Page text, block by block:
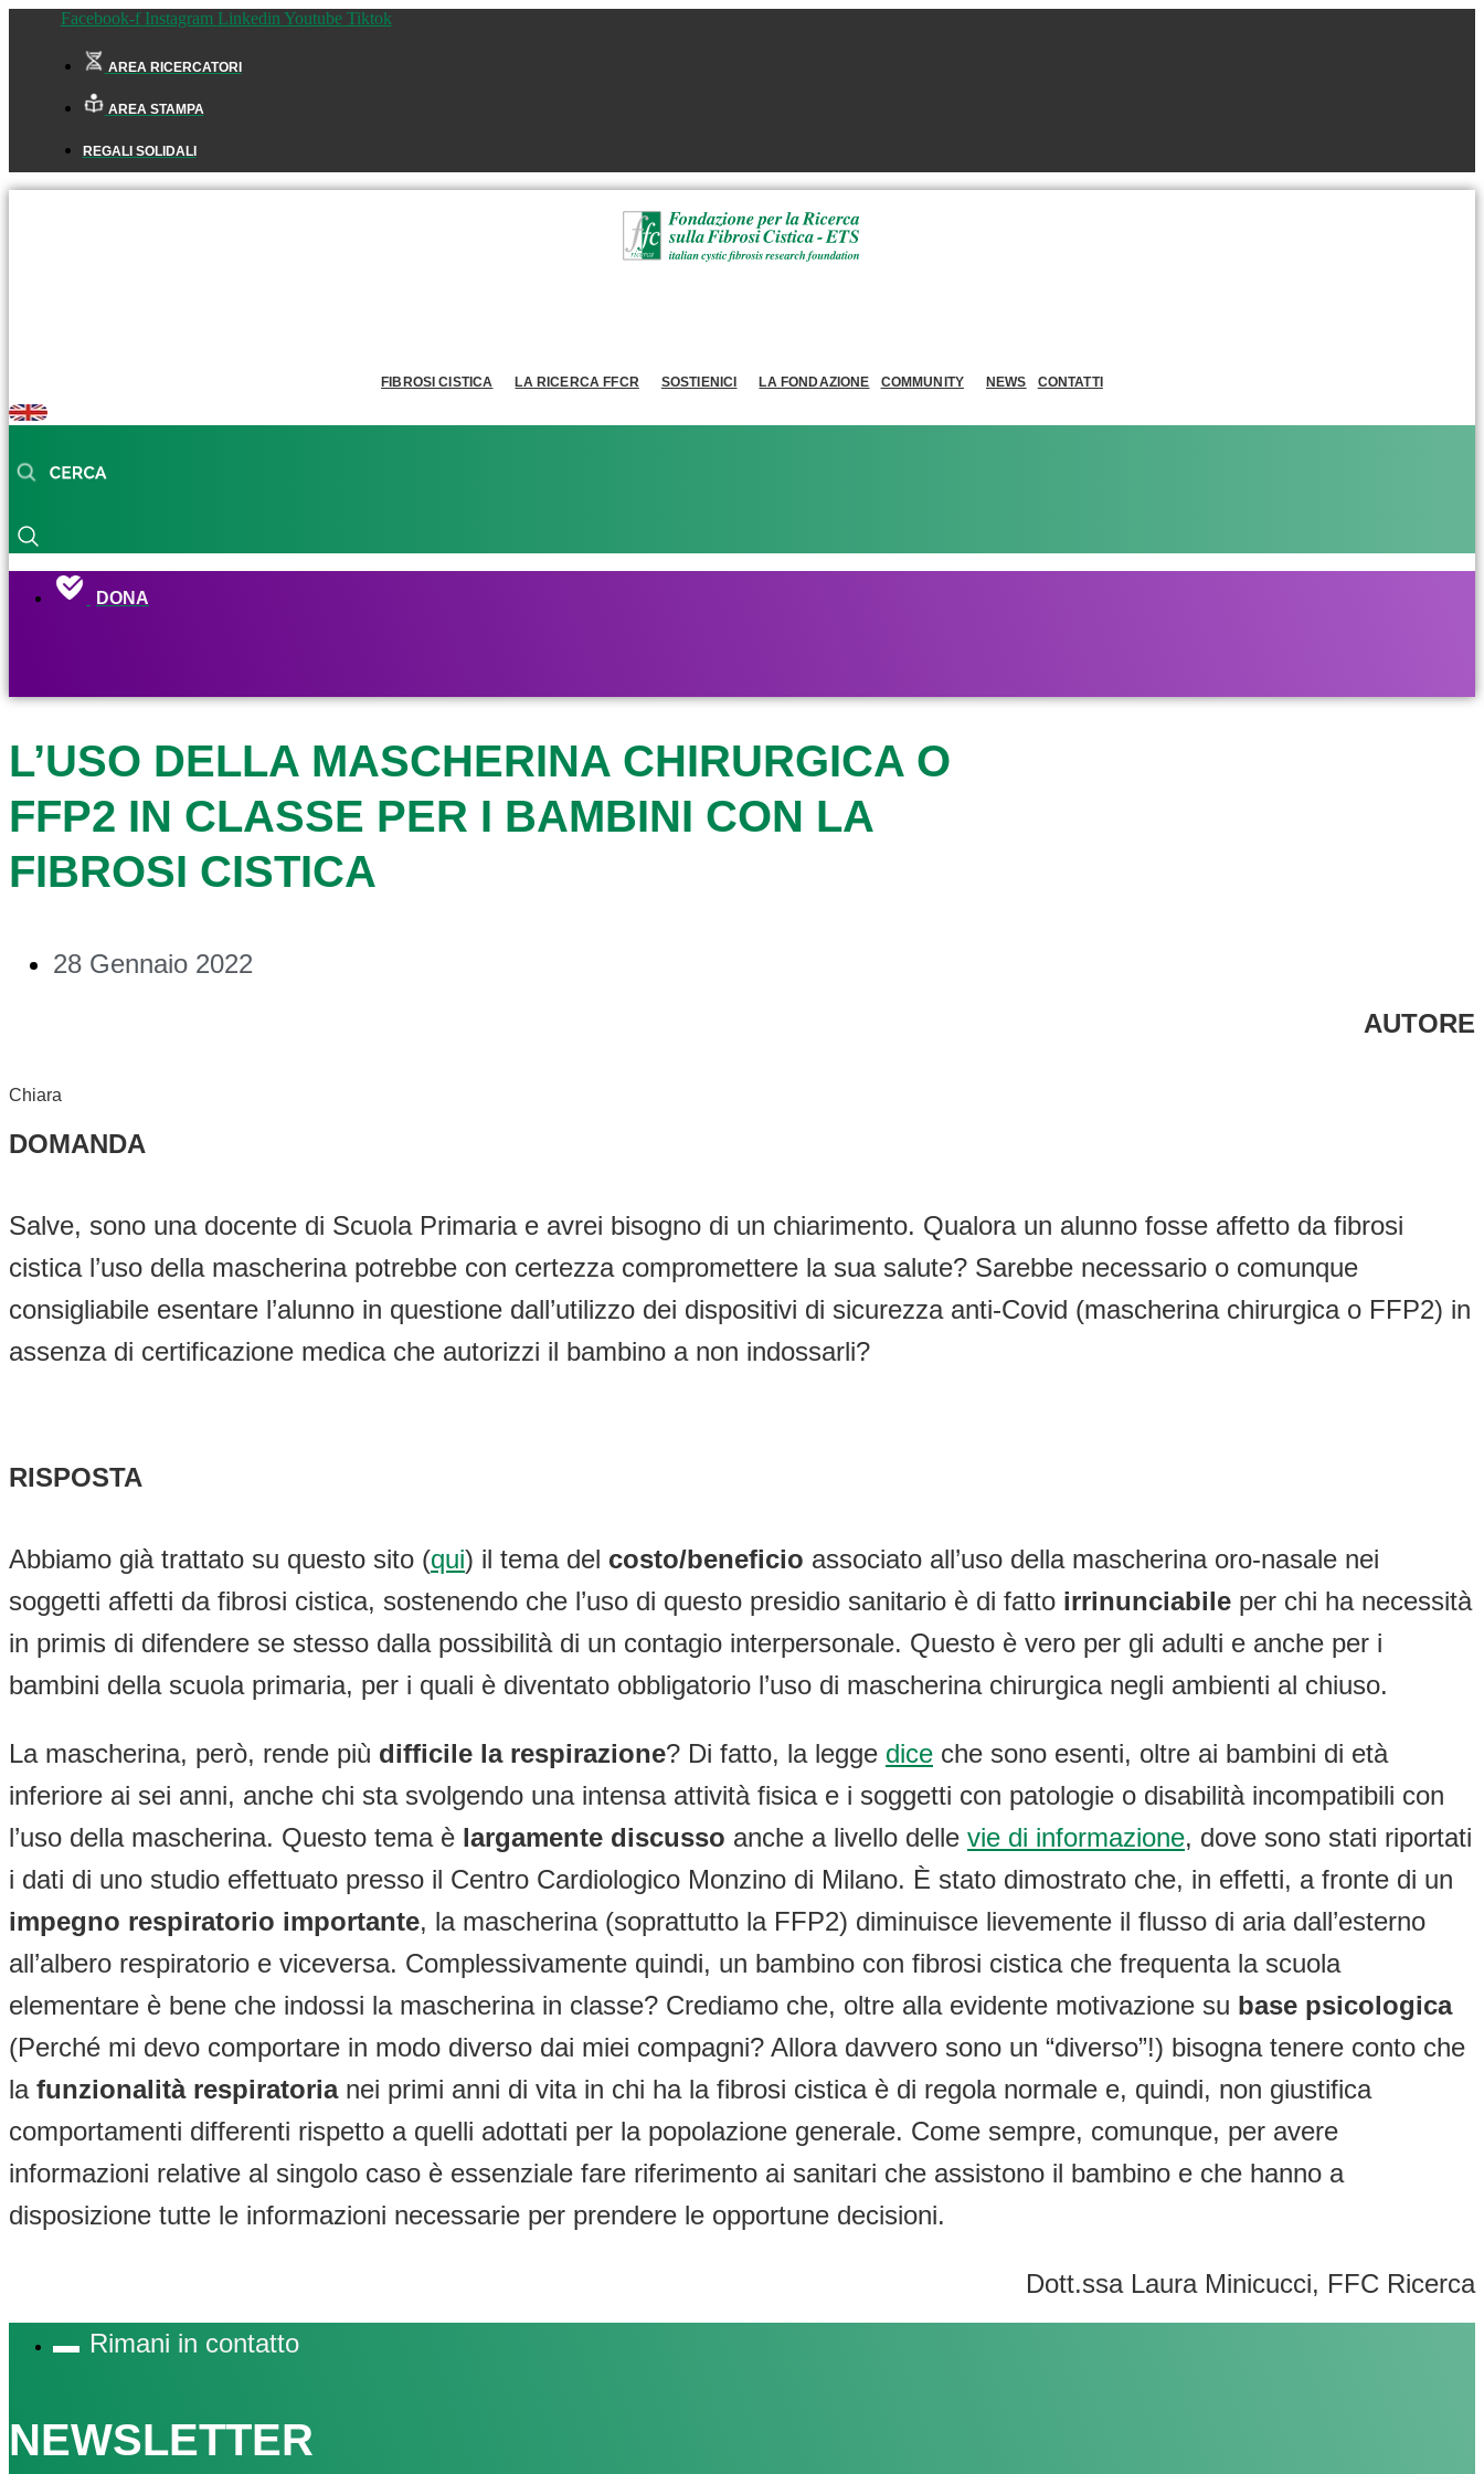
Facebook-f Instagram Linkedin Youtube Tiktok
AREA RICERCATORI
AREA STAMPA
REGALI SOLIDALI
FIBROSI CISTICA LA RICERCA FFCR SOSTIENICI LA FONDAZIONE COMMUNITY NEWS CONTATTI
DONA
L’USO DELLA MASCHERINA CHIRURGICA O
FFP2 IN CLASSE PER I BAMBINI CON LA
FIBROSI CISTICA
28 Gennaio 2022
AUTORE
Chiara
DOMANDA
Salve, sono una docente di Scuola Primaria e avrei bisogno di un chiarimento. Qualora un alunno fosse affetto da fibrosi
cistica l’uso della mascherina potrebbe con certezza compromettere la sua salute? Sarebbe necessario o comunque
consigliabile esentare l’alunno in questione dall’utilizzo dei dispositivi di sicurezza anti-Covid (mascherina chirurgica o FFP2) in
assenza di certificazione medica che autorizzi il bambino a non indossarli?
RISPOSTA
Abbiamo già trattato su questo sito (qui) il tema del costo/beneficio associato all’uso della mascherina oro-nasale nei
soggetti affetti da fibrosi cistica, sostenendo che l’uso di questo presidio sanitario è di fatto irrinunciabile per chi ha necessità
in primis di difendere se stesso dalla possibilità di un contagio interpersonale. Questo è vero per gli adulti e anche per i
bambini della scuola primaria, per i quali è diventato obbligatorio l’uso di mascherina chirurgica negli ambienti al chiuso.
La mascherina, però, rende più difficile la respirazione? Di fatto, la legge dice che sono esenti, oltre ai bambini di età
inferiore ai sei anni, anche chi sta svolgendo una intensa attività fisica e i soggetti con patologie o disabilità incompatibili con
l’uso della mascherina. Questo tema è largamente discusso anche a livello delle vie di informazione, dove sono stati riportati
i dati di uno studio effettuato presso il Centro Cardiologico Monzino di Milano. È stato dimostrato che, in effetti, a fronte di un
impegno respiratorio importante, la mascherina (soprattutto la FFP2) diminuisce lievemente il flusso di aria dall’esterno
all’albero respiratorio e viceversa. Complessivamente quindi, un bambino con fibrosi cistica che frequenta la scuola
elementare è bene che indossi la mascherina in classe? Crediamo che, oltre alla evidente motivazione su base psicologica
(Perché mi devo comportare in modo diverso dai miei compagni? Allora davvero sono un “diverso”!) bisogna tenere conto che
la funzionalità respiratorianei primi anni di vita in chi ha la fibrosi cistica è di regola normale e, quindi, non giustifica
comportamenti differenti rispetto a quelli adottati per la popolazione generale. Come sempre, comunque, per avere
informazioni relative al singolo caso è essenziale fare riferimento ai sanitari che assistono il bambino e che hanno a
disposizione tutte le informazioni necessarie per prendere le opportune decisioni.
Dott.ssa Laura Minicucci, FFC Ricerca
Rimani in contatto
NEWSLETTER